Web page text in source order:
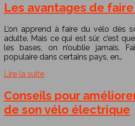
Les avantages de
L’on apprend à faire du vélo dès
adulte. Mais ce qui est sûr, c’est
les bases, on n’oublie jamais.
populaire dans certains pays, en…
Lire la suite
Conseils pour
de son vélo électrique